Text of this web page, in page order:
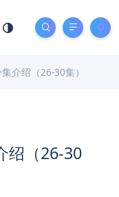
介绍（26-30集）
绍（26-30